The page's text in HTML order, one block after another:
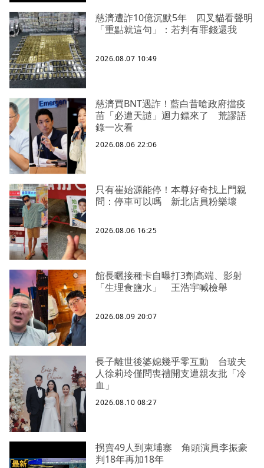
慈濟遭詐10億沉默5年 四叉貓看聲明
「重點就這句」：若判有罪錢還我
2026.08.07 10:49
慈濟買BNT遇詐！藍白昔嗆政府擋疫
苗「必遭天譴」迴力鏢來了 荒謬語
錄一次看
2026.08.06 22:06
只有崔始源能停！本尊好奇找上門親
問：停車可以嗎 新北店員粉樂壞
2026.08.06 16:25
館長曬接種卡自曝打3劑高端、影射
「生理食鹽水」 王浩宇喊檢舉
2026.08.09 20:07
長子離世後婆媳幾乎零互動 台玻夫
人徐莉玲僅問喪禮開支遭親友批「冷
血」
2026.08.10 08:27
拐賣49人到柬埔寨 角頭演員李振豪
判18年再加18年